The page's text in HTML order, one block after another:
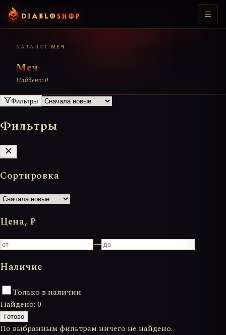
КАТАЛОГ/МЕЧ
Меч
Найдено: 0
Фильтры
Фильтры
Сортировка
Цена, ₽
—
Наличие
Только в наличии
Найдено: 0
Готово
По выбранным фильтрам ничего не найдено.